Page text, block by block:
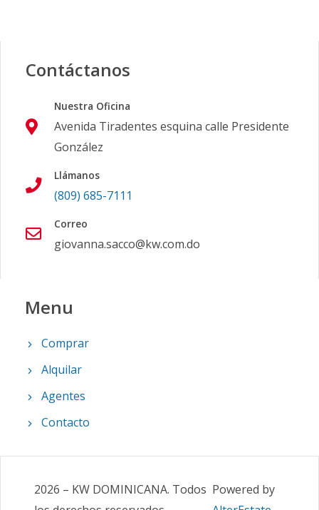
Contáctanos
Nuestra Oficina
Avenida Tiradentes esquina calle Presidente
González
Llámanos
(809) 685-7111
Correo
giovanna.sacco@kw.com.do
Menu
Comprar
Alquilar
Agentes
Contacto
2026 – KW DOMINICANA. Todos Powered by